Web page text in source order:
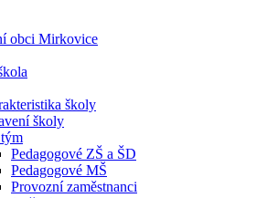
obci Mirkovice
školy
školy
Pedagogové ZŠ a ŠD
Pedagogové MŠ
Provozní zaměstnanci